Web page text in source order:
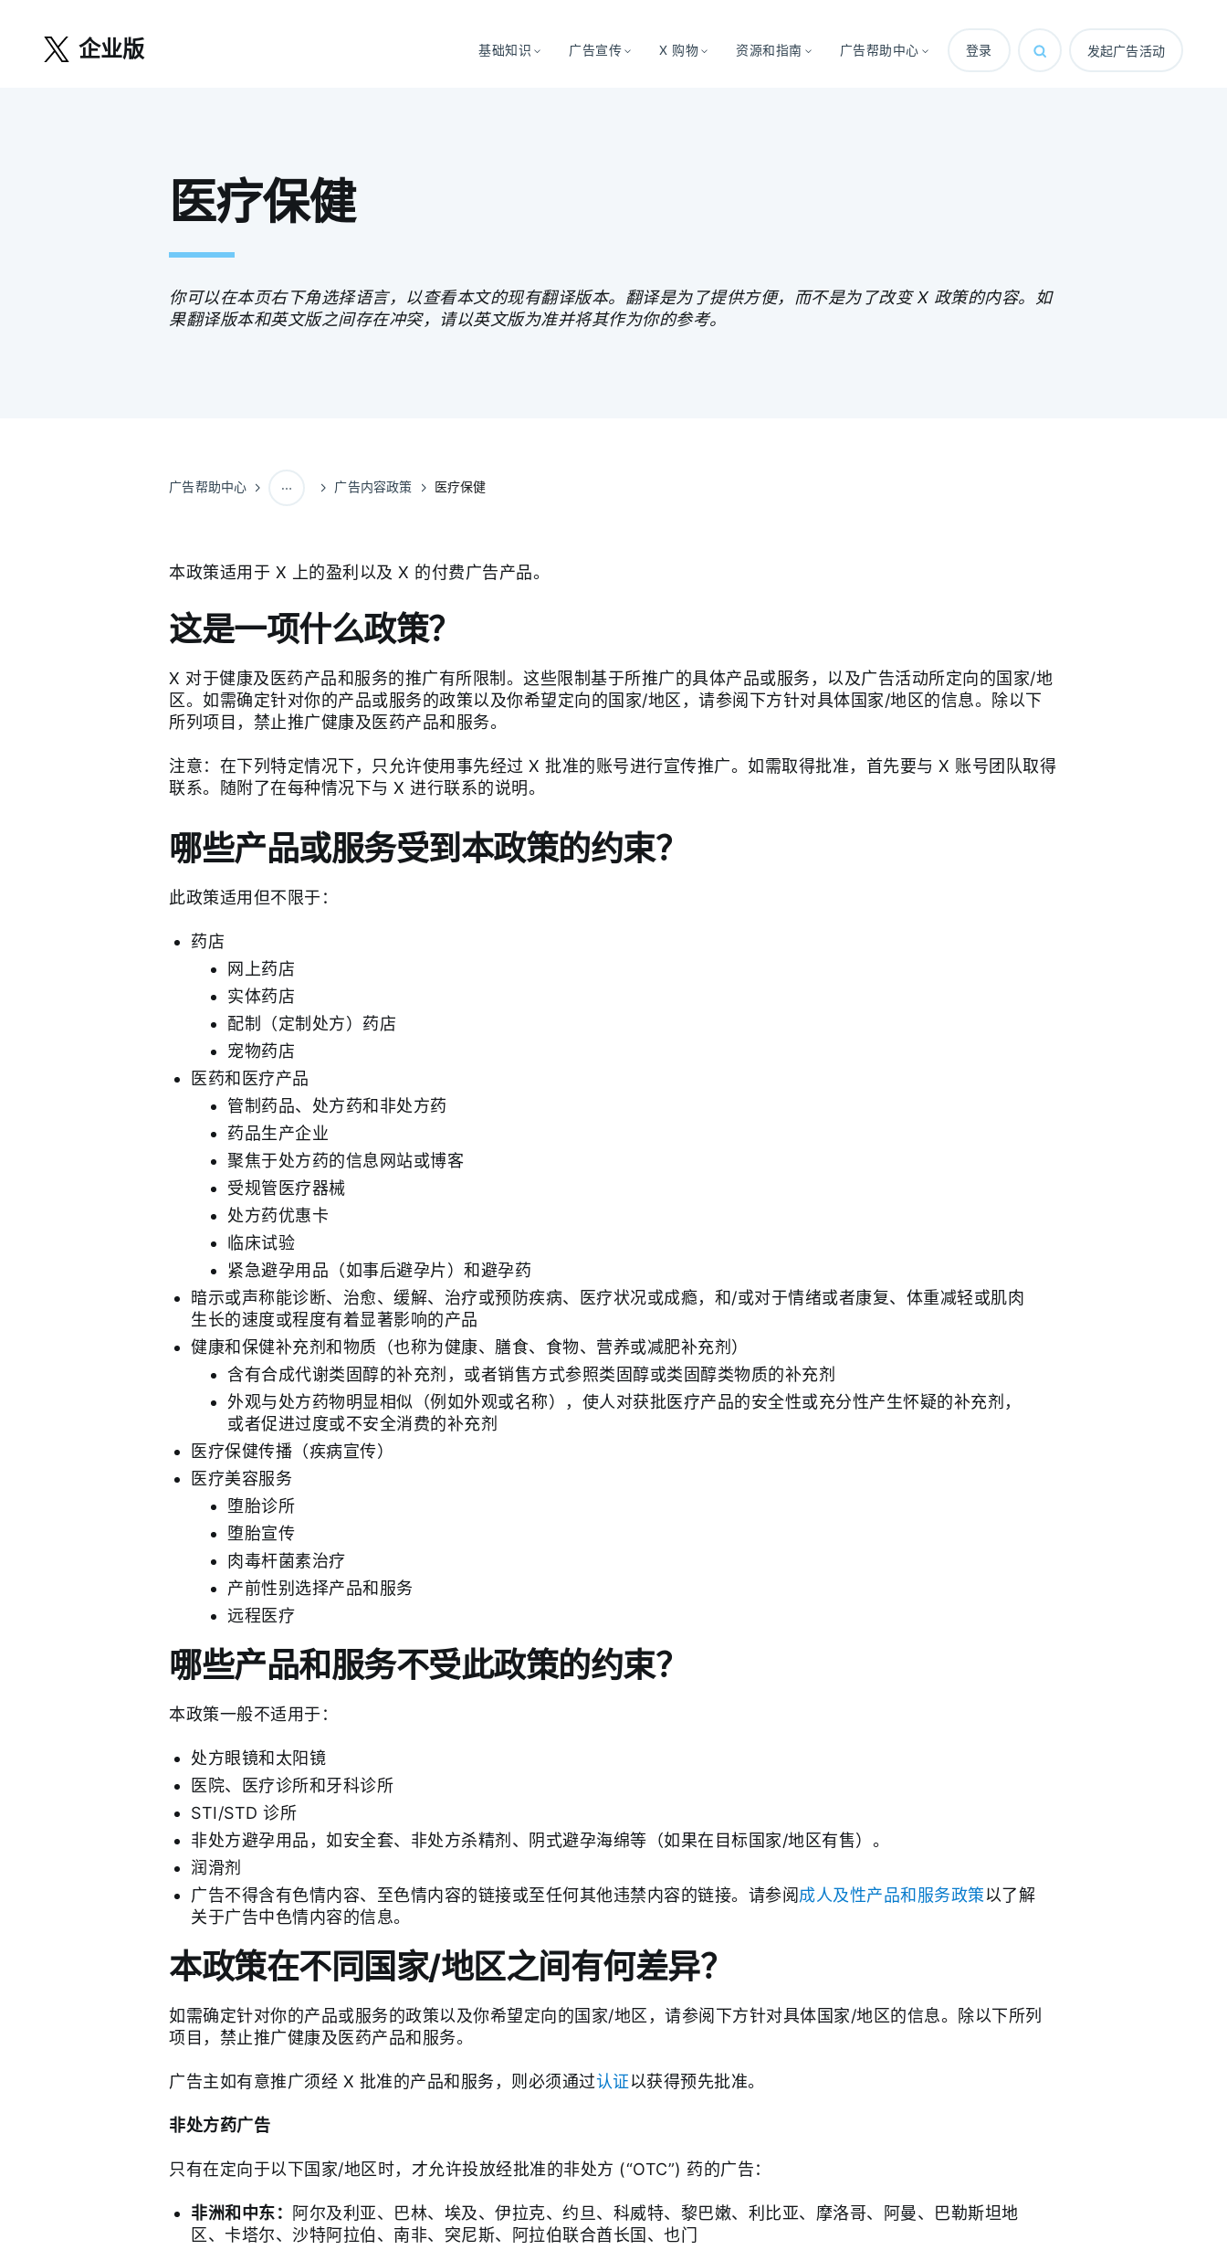
企业版 基础知识 广告宣传 X 购物 资源和指南 广告帮助中心 登录 发起广告活动
医疗保健
你可以在本页右下角选择语言，以查看本文的现有翻译版本。翻译是为了提供方便，而不是为了改变 X 政策的内容。如
果翻译版本和英文版之间存在冲突，请以英文版为准并将其作为你的参考。
广告帮助中心 广告内容政策 医疗保健
本政策适用于 X 上的盈利以及 X 的付费广告产品。
这是一项什么政策？
X 对于健康及医药产品和服务的推广有所限制。这些限制基于所推广的具体产品或服务，以及广告活动所定向的国家/地
区。如需确定针对你的产品或服务的政策以及你希望定向的国家/地区，请参阅下方针对具体国家/地区的信息。除以下
所列项目，禁止推广健康及医药产品和服务。
注意：在下列特定情况下，只允许使用事先经过 X 批准的账号进行宣传推广。如需取得批准，首先要与 X 账号团队取得
联系。随附了在每种情况下与 X 进行联系的说明。
哪些产品或服务受到本政策的约束？
此政策适用但不限于：
药店
网上药店
实体药店
配制（定制处方）药店
宠物药店
医药和医疗产品
管制药品、处方药和非处方药
药品生产企业
聚焦于处方药的信息网站或博客
受规管医疗器械
处方药优惠卡
临床试验
紧急避孕用品（如事后避孕片）和避孕药
暗示或声称能诊断、治愈、缓解、治疗或预防疾病、医疗状况或成瘾，和/或对于情绪或者康复、体重减轻或肌肉
生长的速度或程度有着显著影响的产品
健康和保健补充剂和物质（也称为健康、膳食、食物、营养或减肥补充剂）
含有合成代谢类固醇的补充剂，或者销售方式参照类固醇或类固醇类物质的补充剂
外观与处方药物明显相似（例如外观或名称），使人对获批医疗产品的安全性或充分性产生怀疑的补充剂，
或者促进过度或不安全消费的补充剂
医疗保健传播（疾病宣传）
医疗美容服务
堕胎诊所
堕胎宣传
肉毒杆菌素治疗
产前性别选择产品和服务
远程医疗
哪些产品和服务不受此政策的约束？
本政策一般不适用于：
处方眼镜和太阳镜
医院、医疗诊所和牙科诊所
STI/STD 诊所
非处方避孕用品，如安全套、非处方杀精剂、阴式避孕海绵等（如果在目标国家/地区有售）。
润滑剂
广告不得含有色情内容、至色情内容的链接或至任何其他违禁内容的链接。请参阅成人及性产品和服务政策以了解
关于广告中色情内容的信息。
本政策在不同国家/地区之间有何差异？
如需确定针对你的产品或服务的政策以及你希望定向的国家/地区，请参阅下方针对具体国家/地区的信息。除以下所列
项目，禁止推广健康及医药产品和服务。
广告主如有意推广须经 X 批准的产品和服务，则必须通过认证以获得预先批准。
非处方药广告
只有在定向于以下国家/地区时，才允许投放经批准的非处方 (“OTC”) 药的广告：
非洲和中东：
阿尔及利亚、巴林、埃及、伊拉克、约旦、科威特、黎巴嫩、利比亚、摩洛哥、阿曼、巴勒斯坦地
区、卡塔尔、沙特阿拉伯、南非、突尼斯、阿拉伯联合酋长国、也门